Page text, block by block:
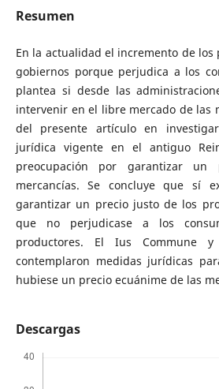
Resumen
En la actualidad el incremento de los
gobiernos porque perjudica a los
plantea si desde las
intervenir en el libre mercado de las
del presente artículo en
jurídica vigente en el antiguo
preocupación por garantizar
mercancías. Se concluye que sí
garantizar un precio justo de los
que no perjudicase a los
productores. El Ius Commune
contemplaron medidas jurídicas
hubiese un precio ecuánime de las
Descargas